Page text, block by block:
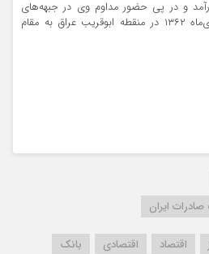
و در پی حضور مداوم وی در جبهه‌های
مختلف دفاع مقدس، در ۲۳ دی‌ماه ۱۳۶۲ در منقطه ابوقریب عراق به مقام
ایران
اقتصاد اقتصادی
بانک